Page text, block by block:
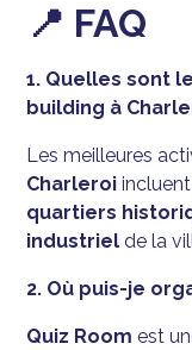
📍 FAQ
1. Quelles sont
building à
Les meilleures
Charleroi incluent
quartiers
industriel de la
2. Où puis-je
Quiz Room est